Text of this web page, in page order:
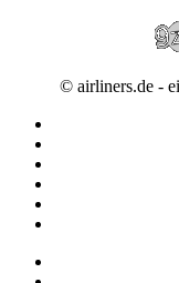
© airliners.de -